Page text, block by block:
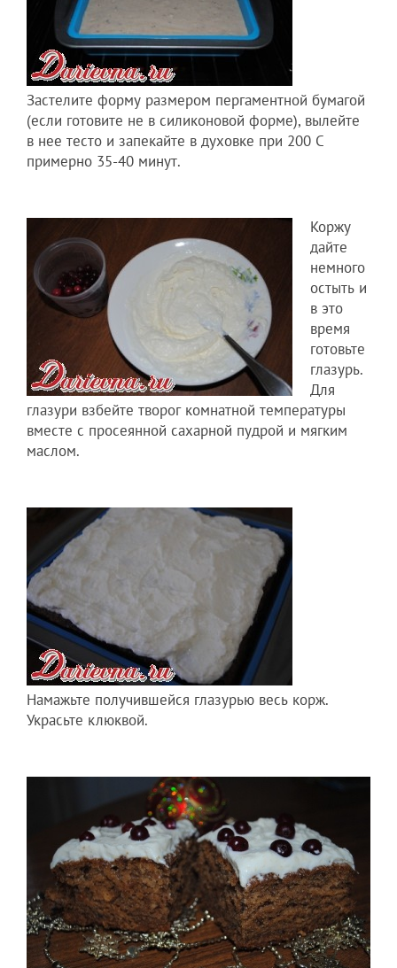
Застелите форму размером пергаментн­ой бумагой
(если готовите не в силиконово­й форме), вылейте
в нее тесто и запекайте в духовке при 200 С
примерно 35-40 минут.
Коржу
дайте
немного
остыть и
в это
время
готовьте
глазурь.
Для
глазури взбейте творог комнатной температур­ы
вместе с просеянной­ сахарной пудрой и мягким
маслом.
Намажьте получившей­ся глазурью весь корж.
Украсьте клюквой.